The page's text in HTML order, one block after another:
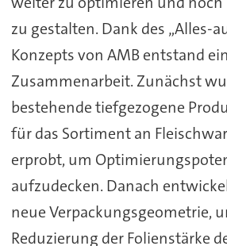
zu gestalten. Dank des „Alles-
Konzepts von AMB entstand
Zusammenarbeit. Zunächst
bestehende tiefgezogene
für das Sortiment an
erprobt, um
aufzudecken. Danach
neue Verpackungsgeometrie,
Reduzierung der Folienstärke